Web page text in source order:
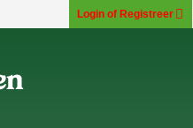
Login of Registreer